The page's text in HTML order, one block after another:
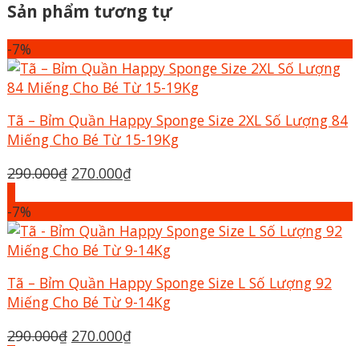
Sản phẩm tương tự
-7%
Tã – Bỉm Quần Happy Sponge Size 2XL Số Lượng 84
Miếng Cho Bé Từ 15-19Kg
290.000₫ Giá
290.000₫.
270.000₫Giá
là:
270.000₫.
-7%
Tã – Bỉm Quần Happy Sponge Size L Số Lượng 92
Miếng Cho Bé Từ 9-14Kg
290.000₫ Giá
270.000₫Giá